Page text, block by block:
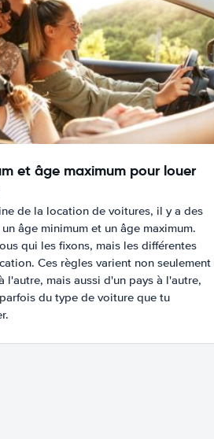
et âge maximum pour louer
de la location de voitures, il y a des
âge minimum et un âge maximum.
qui les fixons, mais les différentes
Ces règles varient non seulement
l'autre, mais aussi d'un pays à l'autre,
du type de voiture que tu